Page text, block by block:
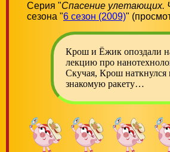
Серия "Спасение улетающих.
сезона "6 сезон (2009)"
Крош и Ёжик опоздали
лекцию про
Скучая, Крош наткнулся
знакомую ракету…